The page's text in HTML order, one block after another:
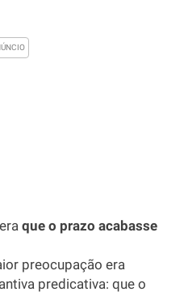
que o prazo acabasse
preocupação era
predicativa: que o